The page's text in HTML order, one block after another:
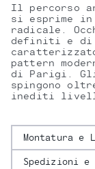
Il percorso
si esprime
radicale.
definiti e di
pattern
di Parigi.
spingono
inediti livelli
Montatura e
Spedizioni e